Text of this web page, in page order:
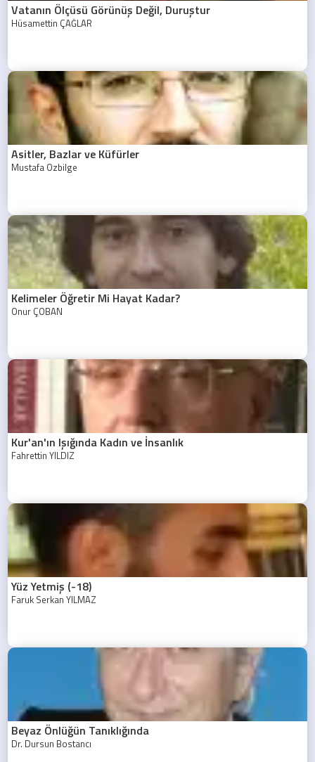
Vatanın Ölçüsü Görünüş Değil, Duruştur
Hüsamettin ÇAĞLAR
Asitler, Bazlar ve Küfürler
Mustafa Özbilge
Kelimeler Öğretir Mi Hayat Kadar?
Onur ÇOBAN
Kur'an'ın Işığında Kadın ve İnsanlık
Fahrettin YILDIZ
Yüz Yetmiş (-18)
Faruk Serkan YILMAZ
Beyaz Önlüğün Tanıklığında
Dr. Dursun Bostancı